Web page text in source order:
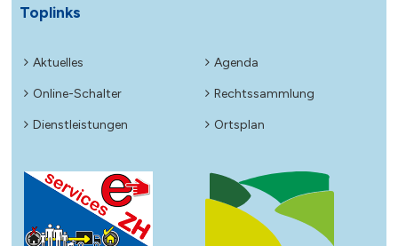
Toplinks
Aktuelles
Online-Schalter
Dienstleistungen
Agenda
Rechtssammlung
Ortsplan